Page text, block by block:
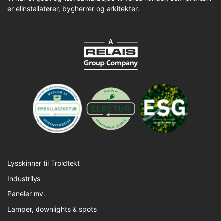
er elinstallatører, bygherrer og arkitekter.
Lysskinner til Troldtekt
Industrilys
Paneler mv.
Lamper, downlights & spots